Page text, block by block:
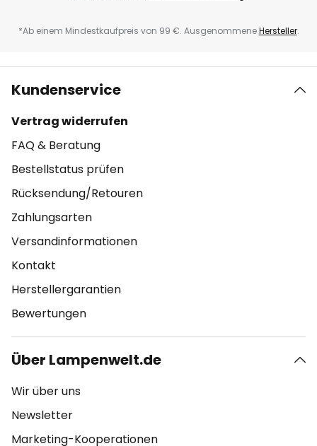
*Ab einem Mindestkaufpreis von 99 €. AusgenommeneHersteller.
Kundenservice
Vertrag widerrufen
FAQ & Beratung
Bestellstatus prüfen
Rücksendung/Retouren
Zahlungsarten
Versandinformationen
Kontakt
Herstellergarantien
Bewertungen
Über Lampenwelt.de
Wir über uns
Newsletter
Marketing-Kooperationen